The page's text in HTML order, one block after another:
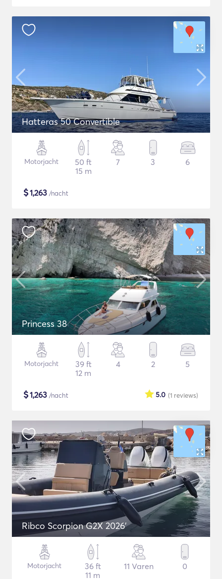
Hatteras 50 Convertible
Motorjacht
50 ft
15 m
7 3 6
$1,263 /nacht
Princess 38
Motorjacht
39 ft
12 m
4 2 5
$1,263 /nacht (1 reviews)
5.0
Ribco Scorpion G2X 2026'
Motorjacht
36 ft
11 m
11 Varen 0